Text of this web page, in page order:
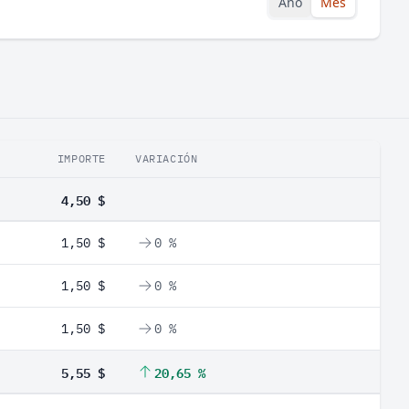
IMPORTE VARIACIÓN
4,50 $
1,50 $ 0 %
1,50 $ 0 %
1,50 $ 0 %
5,55 $ 20,65 %